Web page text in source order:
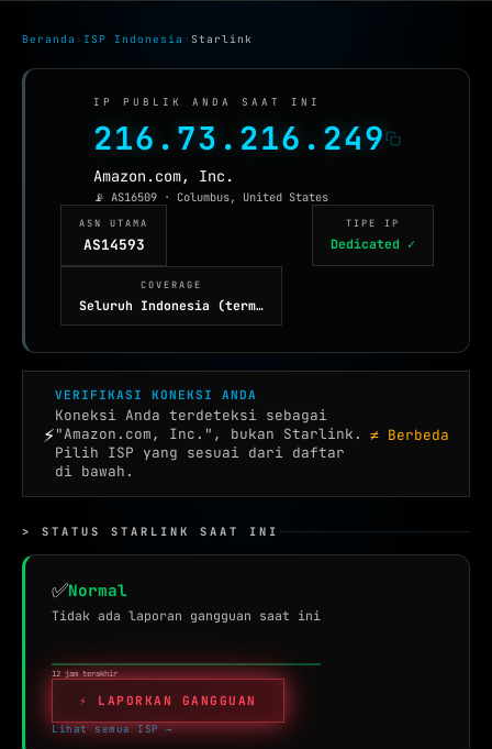
GAME
FAQ
TOOLS JARINGAN :
IP TOOLS
IP LOOKUP
MAC LOOKUP
BLACKLIST CHECK
DNS PROPAGATION
WHOIS
NETWORK TOOLS
★
Beranda › ISP Indonesia › Starlink
IP PUBLIK ANDA SAAT INI
216.73.216.249
Amazon.com, Inc.
📡 AS16509 · Columbus, United States
ASN UTAMA
AS14593
TIPE IP
Dedicated ✓
COVERAGE
Seluruh Indonesia (term…
⚡
VERIFIKASI KONEKSI ANDA
Koneksi Anda terdeteksi sebagai
"Amazon.com, Inc.", bukan Starlink.
Pilih ISP yang sesuai dari daftar
di bawah.
≠ Berbeda
> STATUS STARLINK SAAT INI
✅Normal
Tidak ada laporan gangguan saat ini
12 jam terakhir
⚡️ LAPORKAN GANGGUAN
Lihat semua ISP →